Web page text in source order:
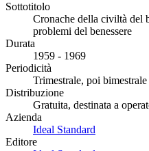
Sottotitolo
Cronache della civiltà del
problemi del benessere
Durata
1959 - 1969
Periodicità
Trimestrale, poi bimestrale
Distribuzione
Gratuita, destinata a
Azienda
Ideal Standard
Editore